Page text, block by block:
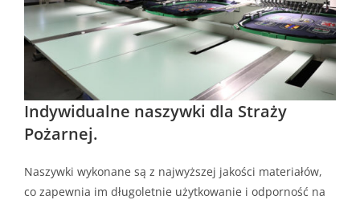
Indywidualne naszywki dla Straży
Pożarnej.
Naszywki wykonane są z najwyższej jakości materiałów,
co zapewnia im długoletnie użytkowanie i odporność na